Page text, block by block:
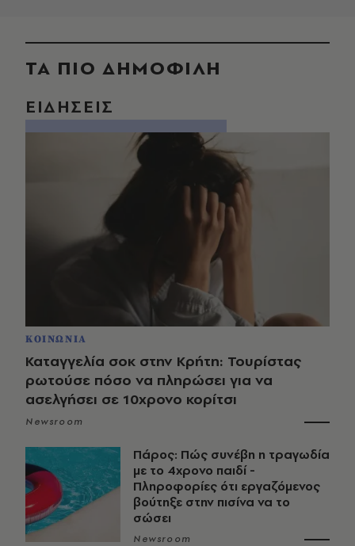
ΤΑ ΠΙΟ ΔΗΜΟΦΙΛΗ
ΕΙΔΗΣΕΙΣ
ΚΟΙΝΩΝΙΑ
Καταγγελία σοκ στην Κρήτη: Τουρίστας
ρωτούσε πόσο να πληρώσει για να
ασελγήσει σε 10χρονο κορίτσι
Newsroom
Πάρος: Πώς συνέβη η τραγωδία
με το 4χρονο παιδί -
Πληροφορίες ότι εργαζόμενος
βούτηξε στην πισίνα να το
σώσει
Newsroom